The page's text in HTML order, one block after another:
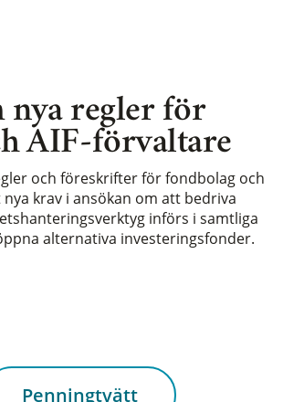
regler för
AIF-förvaltare
och föreskrifter för fondbolag och
krav i ansökan om att bedriva
införs i samtliga
alternativa investeringsfonder.
Penningtvätt